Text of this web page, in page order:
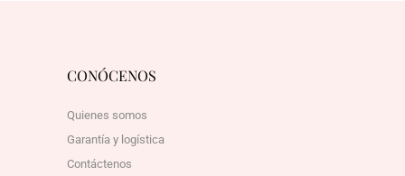
CONÓCENOS
Quienes somos
Garantía y logística
Contáctenos